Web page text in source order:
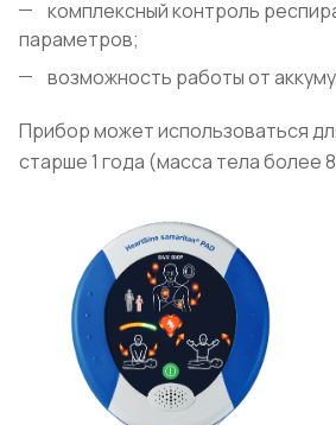
комплексный контроль
параметров;
возможность работы от
Прибор может использоваться
старше 1 года (масса тела более